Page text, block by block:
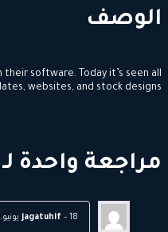
الوصف
software. Today it’s seen all
websites, and stock designs.
مراجعة واحدة لـ
jagatuhif – 18 يونيو، 2021